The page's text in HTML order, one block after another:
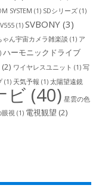
SYSTEM (1) SDシリーズ (1)
(1) SVBONY (3)
ゃん宇宙カメラ雑楽談 (1) ア
ハーモニックドライブ
(2) ワイヤレスユニット (1) 写
(1) 天気予報 (1) 太陽望遠鏡
ビ (40) 星雲の色
眼視 (1) 電視観望 (2)